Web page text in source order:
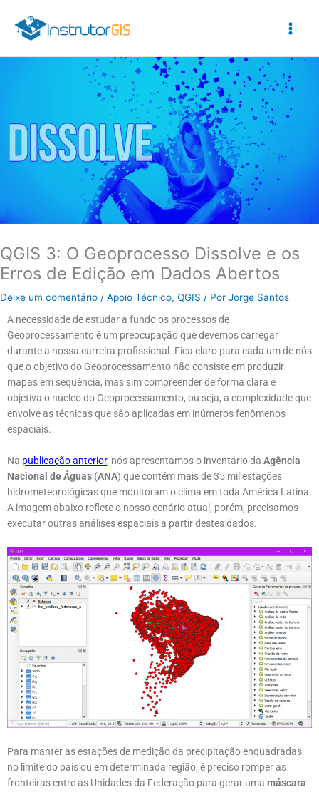
para
conteúdo
QGIS 3: O Geoprocesso Dissolve e os
Erros de Edição em Dados Abertos
Deixe um comentário / Apoio Técnico, QGIS / Por Jorge Santos
A necessidade de estudar a fundo os processos de
Geoprocessamento é um preocupação que devemos carregar
durante a nossa carreira profissional. Fica claro para cada um de nós
que o objetivo do Geoprocessamento não consiste em produzir
mapas em sequência, mas sim compreender de forma clara e
objetiva o núcleo do Geoprocessamento, ou seja, a complexidade que
envolve as técnicas que são aplicadas em inúmeros fenômenos
espaciais.
Na publicação anterior, nós apresentamos o inventário da Agência
Nacional de Águas (ANA) que contém mais de 35 mil estações
hidrometeorológicas que monitoram o clima em toda América Latina.
A imagem abaixo reflete o nosso cenário atual, porém, precisamos
executar outras análises espaciais a partir destes dados.
Para manter as estações de medição da precipitação enquadradas
no limite do país ou em determinada região, é preciso romper as
fronteiras entre as Unidades da Federação para gerar uma máscara